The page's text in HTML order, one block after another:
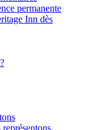
permanente
Inn dès